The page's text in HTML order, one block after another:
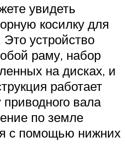
увидеть
косилку для
устройство
раму, набор
на дисках, и
работает
вала
по земле
с помощью нижних